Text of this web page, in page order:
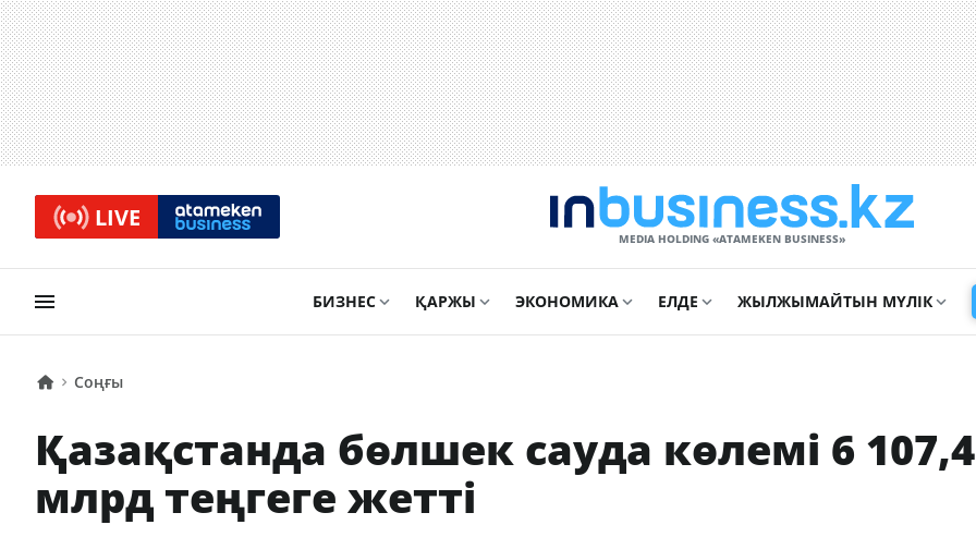
LIVE
MEDIA HOLDING «ATAMEKЕN BUSINESS»
БИЗНЕС ҚАРЖЫ ЭКОНОМИКА ЕЛДЕ ЖЫЛЖЫМАЙТЫН МҮЛІК
Соңғы
Қазақстанда бөлшек сауда көлемі 6 107,4
млрд теңгеге жетті